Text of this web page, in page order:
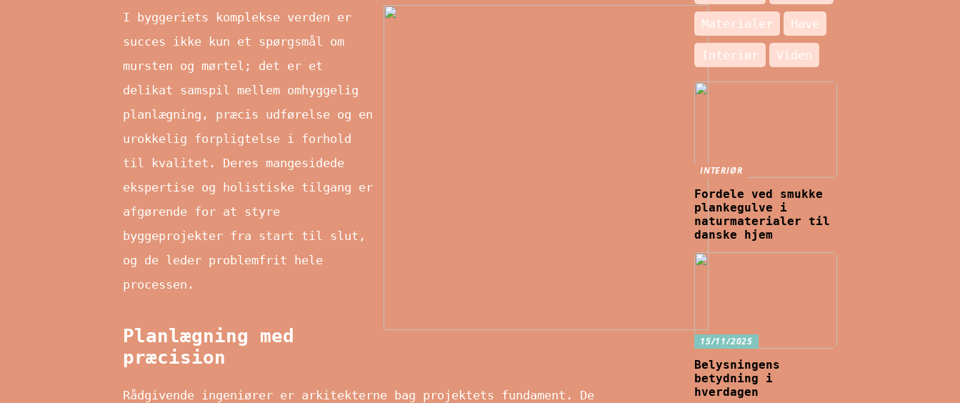
I byggeriets komplekse verden er
succes ikke kun et spørgsmål om
mursten og mørtel; det er et
delikat samspil mellem omhyggelig
planlægning, præcis udførelse og en
urokkelig forpligtelse i forhold
til kvalitet. Deres mangesidede
ekspertise og holistiske tilgang er
afgørende for at styre
byggeprojekter fra start til slut,
og de leder problemfrit hele
processen.
Planlægning med
præcision
Rådgivende ingeniører er arkitekterne bag projektets fundament. De
Materialer Have
Interiør Viden
INTERIØR
Fordele ved smukke
plankegulve i
naturmaterialer til
danske hjem
15/11/2025
Belysningens
betydning i
hverdagen